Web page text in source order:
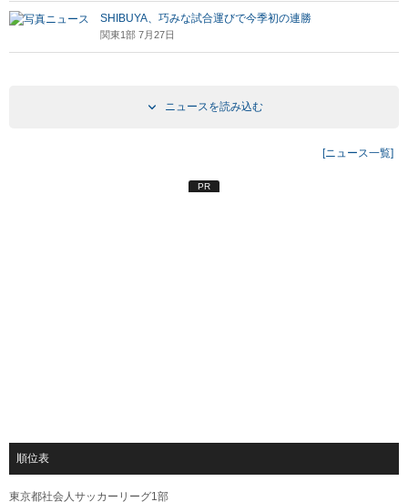
SHIBUYA、巧みな試合運びで今季初の連勝
関東1部 7月27日
ニュースを読み込む
[ニュース一覧]
PR
順位表
東京都社会人サッカーリーグ1部